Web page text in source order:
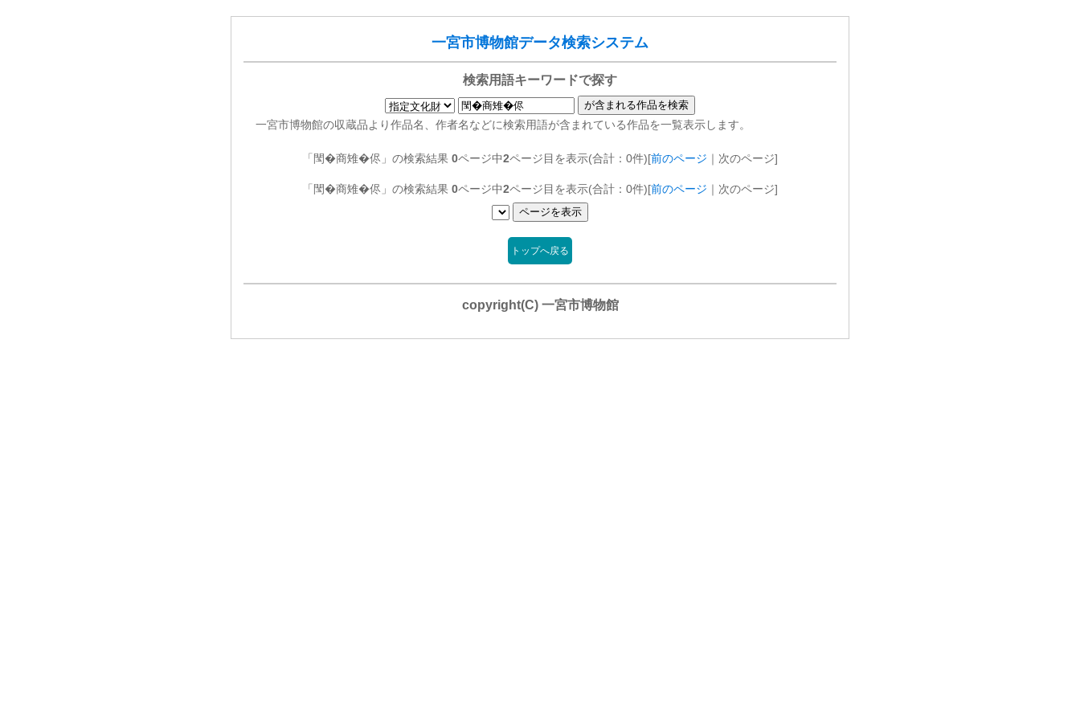
一宮市博物館データ検索システム
検索用語キーワードで探す
一宮市博物館の収蔵品より作品名、作者名などに検索用語が含まれている作品を一覧表示します。
「閠�商雉�侭」の検索結果 0ページ中2ページ目を表示(合計：0件)[前のページ ｜次のページ]
「閠�商雉�侭」の検索結果 0ページ中2ページ目を表示(合計：0件)[前のページ ｜次のページ]
トップへ戻る
copyright(C) 一宮市博物館